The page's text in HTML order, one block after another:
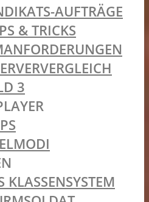
AUFTRÄGE
& TRICKS
3
KLASSENSYSTEM